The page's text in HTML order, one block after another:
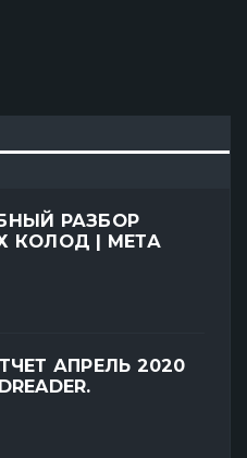
РАЗБОР
КОЛОД | МЕТА
АПРЕЛЬ 2020